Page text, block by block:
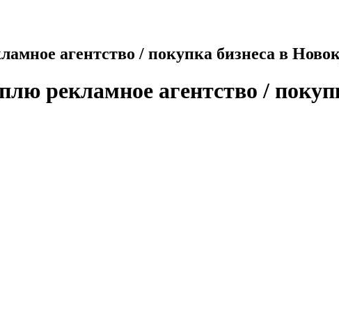
агентство / покупка бизнеса в
рекламное агентство /